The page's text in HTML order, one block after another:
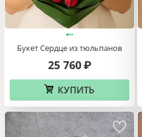
Букет Сердце из тюльпанов
25 760 ₽
КУПИТЬ